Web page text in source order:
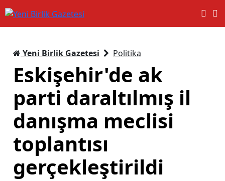
Yeni Birlik Gazetesi Politika
Eskişehir'de ak
parti daraltılmış il
danışma meclisi
toplantısı
gerçekleştirildi